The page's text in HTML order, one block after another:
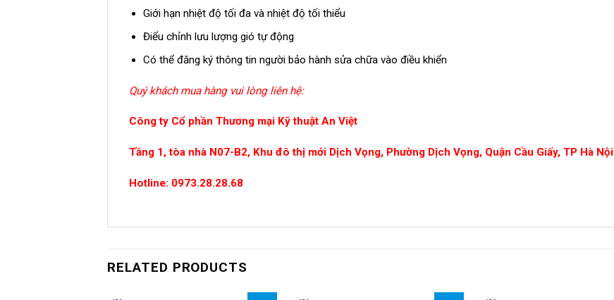
Giới hạn nhiệt độ tối đa và nhiệt độ tối thiểu
Điểu chỉnh lưu lượng gió tự động
Có thể đăng ký thông tin người bảo hành sửa chữa vào điều khiển
Quý khách mua hàng vui lòng liên hệ:
Công ty Cổ phần Thương mại Kỹ thuật An Việt
Tầng 1, tòa nhà N07-B2, Khu đô thị mới Dịch Vọng, Phường Dịch Vọng, Quận Cầu Giấy, TP Hà Nội
Hotline: 0973.28.28.68
RELATED PRODUCTS